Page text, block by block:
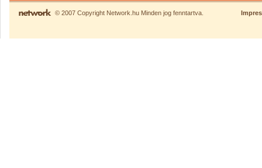
© 2007 Copyright Network.hu Minden jog fenntartva.